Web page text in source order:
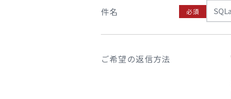
件名 必須
ご希望の返信方法